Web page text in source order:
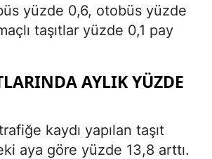
yüzde 0,6, otobüs yüzde
taşıtlar yüzde 0,1 pay
AYLIK YÜZDE
kaydı yapılan taşıt
aya göre yüzde 13,8 arttı.